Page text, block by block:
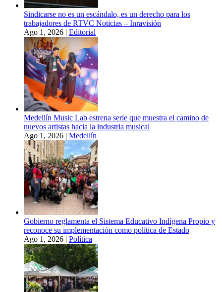
Sindicarse no es un escándalo, es un derecho para los
trabajadores de RTVC Noticias – Inravisión
Ago 1, 2026 | Editorial
Medellín Music Lab estrena serie que muestra el camino de
nuevos artistas hacia la industria musical
Ago 1, 2026 | Medellín
Gobierno reglamenta el Sistema Educativo Indígena Propio y
reconoce su implementación como política de Estado
Ago 1, 2026 | Política